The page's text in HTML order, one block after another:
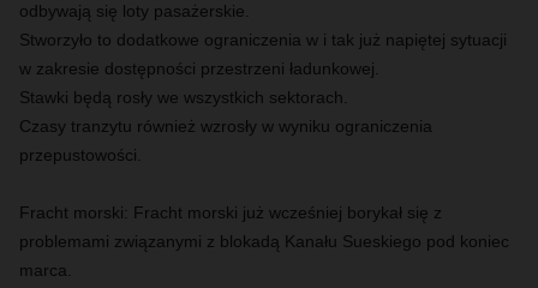
odbywają się loty pasażerskie.
Stworzyło to dodatkowe ograniczenia w i tak już napiętej sytuacji
w zakresie dostępności przestrzeni ładunkowej.
Stawki będą rosły we wszystkich sektorach.
Czasy tranzytu również wzrosły w wyniku ograniczenia
przepustowości.
Fracht morski: Fracht morski już wcześniej borykał się z
problemami związanymi z blokadą Kanału Sueskiego pod koniec
marca.